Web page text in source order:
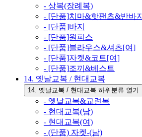
- 상복(장례복)
- [단품]치마&핫팬츠&반바지
- [단품]바지
- [단품]원피스
- [단품]블라우스&셔츠[여]
- [단품]자켓&코트[여]
- [단품]조끼&베스트
14. 옛날교복 / 현대교복
14. 옛날교복 / 현대교복 하위분류 열기
- 옛날교복&교련복
- 현대교복(남)
- 현대교복(여)
- (단품) 자켓-(남)